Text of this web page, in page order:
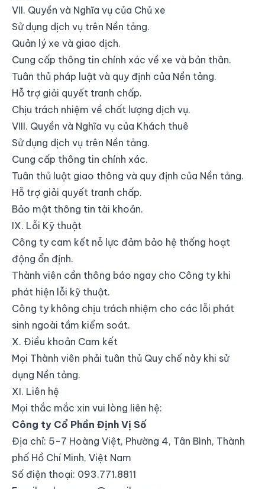
VII. Quyền và Nghĩa vụ của Chủ xe
Sử dụng dịch vụ trên Nền tảng.
Quản lý xe và giao dịch.
Cung cấp thông tin chính xác về xe và bản thân.
Tuân thủ pháp luật và quy định của Nền tảng.
Hỗ trợ giải quyết tranh chấp.
Chịu trách nhiệm về chất lượng dịch vụ.
VIII. Quyền và Nghĩa vụ của Khách thuê
Sử dụng dịch vụ trên Nền tảng.
Cung cấp thông tin chính xác.
Tuân thủ luật giao thông và quy định của Nền tảng.
Hỗ trợ giải quyết tranh chấp.
Bảo mật thông tin tài khoản.
IX. Lỗi Kỹ thuật
Công ty cam kết nỗ lực đảm bảo hệ thống hoạt
động ổn định.
Thành viên cần thông báo ngay cho Công ty khi
phát hiện lỗi kỹ thuật.
Công ty không chịu trách nhiệm cho các lỗi phát
sinh ngoài tầm kiểm soát.
X. Điều khoản Cam kết
Mọi Thành viên phải tuân thủ Quy chế này khi sử
dụng Nền tảng.
XI. Liên hệ
Mọi thắc mắc xin vui lòng liên hệ:
Công ty Cổ Phần Định Vị Số
Địa chỉ: 5-7 Hoàng Việt, Phường 4, Tân Bình, Thành
phố Hồ Chí Minh, Việt Nam
Số điện thoại: 093.771.8811